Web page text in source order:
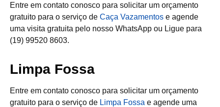
Entre em contato conosco para solicitar um orçamento
gratuito para o serviço de Caça Vazamentos e agende
uma visita gratuita pelo nosso WhatsApp ou Ligue para
(19) 99520 8603.
Limpa Fossa
Entre em contato conosco para solicitar um orçamento
gratuito para o serviço de Limpa Fossa e agende uma